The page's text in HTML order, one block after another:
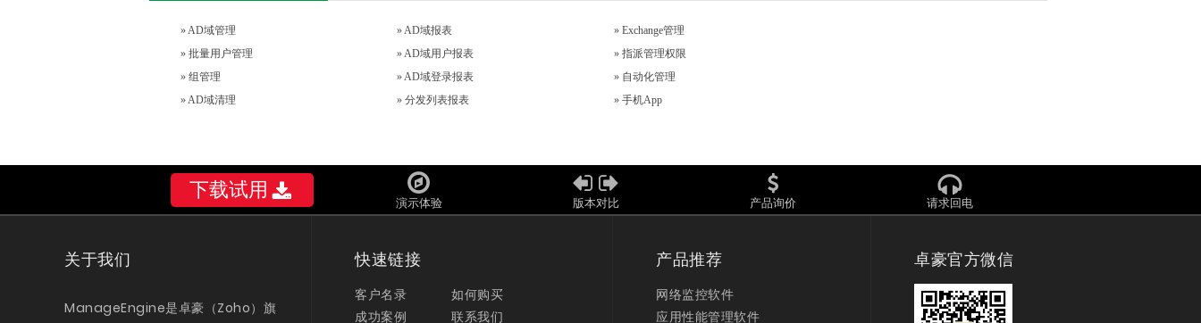
»AD域管理
» 批量用户管理
» 组管理
»AD域清理
»AD域报表
»AD域用户报表
»AD域登录报表
»分发列表报表
» Exchange管理
» 指派管理权限
» 自动化管理
» 手机App
下载试用
演示体验 版本对比 产品询价 请求回电
关于我们
ManageEngine是卓豪（Zoho）旗
快速链接
客户名录
成功案例
如何购买
联系我们
产品推荐
网络监控软件
应用性能管理软件
卓豪官方微信